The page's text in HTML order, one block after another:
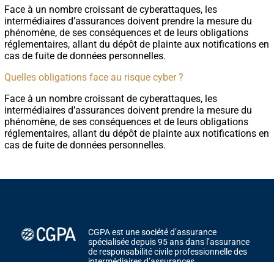
Face à un nombre croissant de cyberattaques, les
intermédiaires d’assurances doivent prendre la mesure du
phénomène, de ses conséquences et de leurs obligations
réglementaires, allant du dépôt de plainte aux notifications en
cas de fuite de données personnelles.
Quelles obligations face au risque cyber ?
Face à un nombre croissant de cyberattaques, les
intermédiaires d’assurances doivent prendre la mesure du
phénomène, de ses conséquences et de leurs obligations
réglementaires, allant du dépôt de plainte aux notifications en
cas de fuite de données personnelles.
CGPA est une société d’assurance
spécialisée depuis 95 ans dans l’assurance
de responsabilité civile professionnelle des